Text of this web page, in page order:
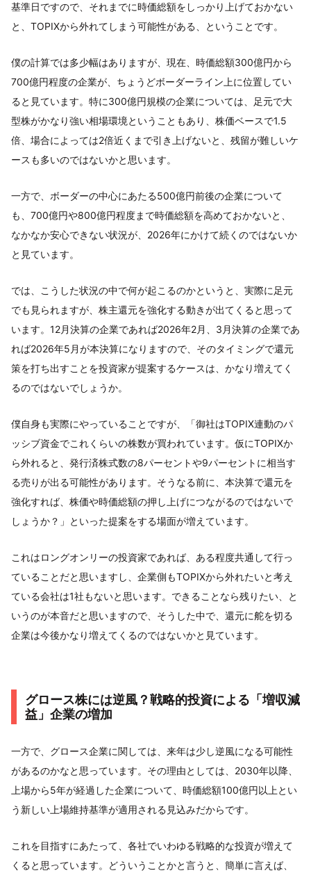
基準日ですので、それまでに時価総額をしっかり上げておかない
と、TOPIXから外れてしまう可能性がある、ということです。
僕の計算では多少幅はありますが、現在、時価総額300億円から
700億円程度の企業が、ちょうどボーダーライン上に位置してい
ると見ています。特に300億円規模の企業については、足元で大
型株がかなり強い相場環境ということもあり、株価ベースで1.5
倍、場合によっては2倍近くまで引き上げないと、残留が難しいケ
ースも多いのではないかと思います。
一方で、ボーダーの中心にあたる500億円前後の企業について
も、700億円や800億円程度まで時価総額を高めておかないと、
なかなか安心できない状況が、2026年にかけて続くのではないか
と見ています。
では、こうした状況の中で何が起こるのかというと、実際に足元
でも見られますが、株主還元を強化する動きが出てくると思って
います。12月決算の企業であれば2026年2月、3月決算の企業であ
れば2026年5月が本決算になりますので、そのタイミングで還元
策を打ち出すことを投資家が提案するケースは、かなり増えてく
るのではないでしょうか。
僕自身も実際にやっていることですが、「御社はTOPIX連動のパ
ッシブ資金でこれくらいの株数が買われています。仮にTOPIXか
ら外れると、発行済株式数の8パーセントや9パーセントに相当す
る売りが出る可能性があります。そうなる前に、本決算で還元を
強化すれば、株価や時価総額の押し上げにつながるのではないで
しょうか？」といった提案をする場面が増えています。
これはロングオンリーの投資家であれば、ある程度共通して行っ
ていることだと思いますし、企業側もTOPIXから外れたいと考え
ている会社は1社もないと思います。できることなら残りたい、と
いうのが本音だと思いますので、そうした中で、還元に舵を切る
企業は今後かなり増えてくるのではないかと見ています。
グロース株には逆風？戦略的投資による「増収減
益」企業の増加
一方で、グロース企業に関しては、来年は少し逆風になる可能性
があるのかなと思っています。その理由としては、2030年以降、
上場から5年が経過した企業について、時価総額100億円以上とい
う新しい上場維持基準が適用される見込みだからです。
これを目指すにあたって、各社でいわゆる戦略的な投資が増えて
くると思っています。どういうことかと言うと、簡単に言えば、